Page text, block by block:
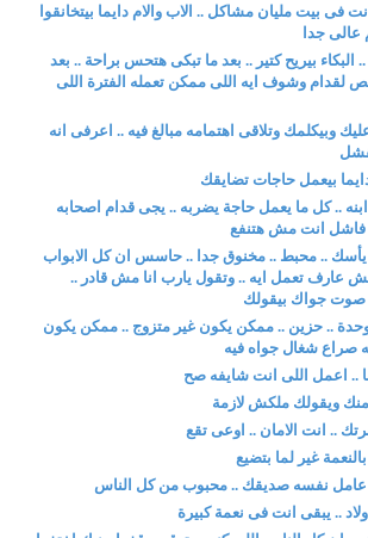
16 سنة كانت فى بيت مليان مشاكل .. الاب والام دايما بيتخانقوا
جدا
بيريح كتير .. بعد ما تبكى هتحس براحة .. بعد
وشوف ايه اللى ممكن تعمله الفترة اللى
وبيكلمك وتلاقى اهتمامه مبالغ فيه .. اعرفى انه
بيعمل حاجات تضايقك
.. كل ما يعمل حاجة يضربه .. يجى قدام اصحابه
فاشل انت مش هتنفع
.. محبط .. مخنوق جدا .. حاسس ان كل الابواب
عارف تعمل ايه .. وتقول يارب انا مش قادر ..
صوت جواك بيقولك
.. حزين .. ممكن يكون غير متزوج .. ممكن يكون
صراع شغال جواه فيه
.. اعمل اللى انت شايفه صح
ويقولك ملكش لازمة
.. انت الامان .. اوعى تقع
غير لما بتضيع
نفسه صديقك .. محبوب من كل الناس
.. يبقى انت فى نعمة كبيرة